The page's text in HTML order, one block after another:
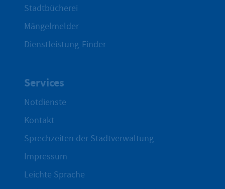
Stadtbücherei
Mängelmelder
Dienstleistung-Finder
Services
Notdienste
Kontakt
Sprechzeiten der Stadtverwaltung
Impressum
Leichte Sprache